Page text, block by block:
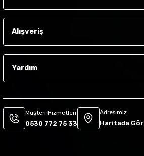
Alışveriş
Yardım
Müşteri Hizmetleri
0530 772 75 33
Adresimiz
Haritada Gör